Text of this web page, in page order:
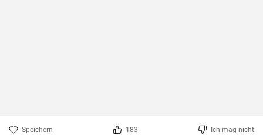
Speichern 183 Ich mag nicht